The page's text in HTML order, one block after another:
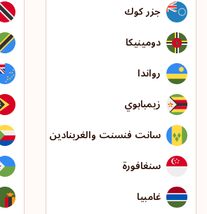
جزر كوك
دومينيكا
رواندا
زيمبابوي
سانت فنسنت والغرينادين
سنغافورة
غامبيا